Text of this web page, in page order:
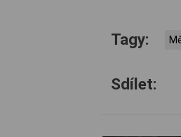
Tagy:
Sdílet: